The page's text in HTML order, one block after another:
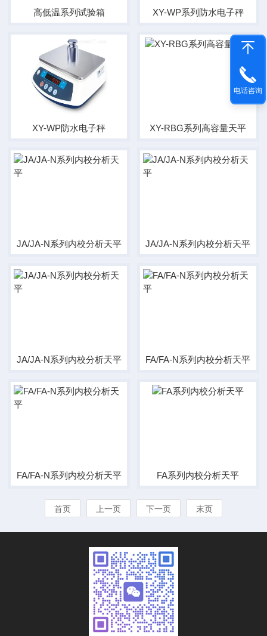
高低温系列试验箱 XY-WP系列防水电子秤
XY-WP防水电子秤 XY-RBG系列高容量天平
JA/JA-N系列内校分析天平 JA/JA-N系列内校分析天平
JA/JA-N系列内校分析天平 FA/FA-N系列内校分析天平
FA/FA-N系列内校分析天平 FA系列内校分析天平
首页 上一页 下一页 末页
电话咨询